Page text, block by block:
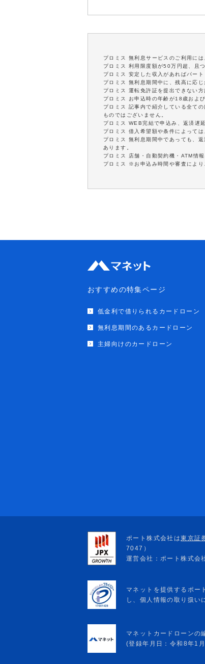
プロミス 無利息サービスのご利用に
プロミス 利用限度額が50万円超、且
プロミス 安定した収入があればパート
プロミス 無利息期間中に、残高に応
プロミス 運転免許証を提出できない
プロミス お申込時の年齢が18歳およ
プロミス 記事内で紹介している全て
ものではございません。
プロミス WEB完結で申込み、返済遅
プロミス 借入希望額や条件によって
プロミス 無利息期間中であっても、
あります。
プロミス 店舗・自動契約機・ATM情
プロミス ※お申込み時間や審査により
おすすめの特集ページ
低金利で借りられるカードローン
無利息期間のあるカードローン
主婦向けのカードローン
マネットカードローンの
(登録年月日：令和8年1